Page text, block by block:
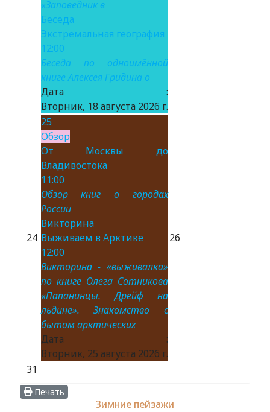
«Заповедник в
Беседа
Экстремальная география
12:00
Беседа по одноимённой
книге Алексея Гридина о
Дата :
Вторник, 18 августа 2026 г.
24
25
Обзор
От Москвы до
Владивостока
11:00
Обзор книг о городах
России
Викторина
Выживаем в Арктике
12:00
Викторина - «выживалка»
по книге Олега Сотникова
«Папанинцы. Дрейф на
льдине». Знакомство с
бытом арктических
Дата :
Вторник, 25 августа 2026 г.
26
31
Печать
Зимние пейзажи